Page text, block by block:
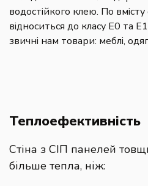
водостійкого клею. По
відноситься до класу E0 та
звичні нам товари: меблі,
Теплоефективність
Стіна з СІП панелей
більше тепла, ніж: